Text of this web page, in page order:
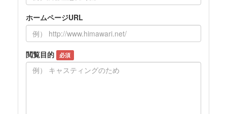
ホームページURL
閲覧目的 必須